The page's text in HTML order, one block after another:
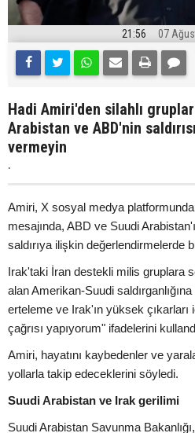
21:56 07
Hadi Amiri'den silahlı
Arabistan ve ABD'nin
vermeyin
.
Amiri, X sosyal medya
mesajında, ABD ve Suudi
saldırıya ilişkin değerlendirmelerde
Irak'taki İran destekli milis gruplara
alan Amerikan-Suudi saldırganlığına
erteleme ve Irak'ın yüksek çıkarları
çağrısı yapıyorum" ifadelerini
Amiri, hayatını kaybedenler ve
yollarla takip edeceklerini söyledi.
Suudi Arabistan ve Irak gerilimi
Suudi Arabistan Savunma